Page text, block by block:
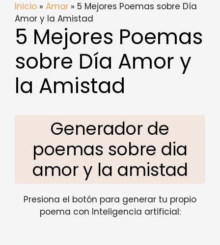
Inicio » Amor » 5 Mejores Poemas sobre Día
Amor y la Amistad
5 Mejores Poemas
sobre Día Amor y
la Amistad
Generador de
poemas sobre dia
amor y la amistad
Presiona el botón para generar tu propio
poema con Inteligencia artificial: